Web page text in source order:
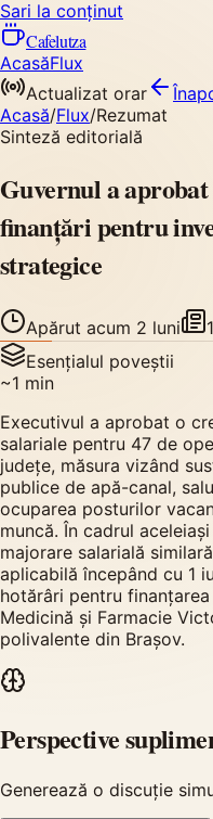
Sari la conținut
Cafelutza
AcasăFlux
Actualizat orar
Acasă/Flux/Rezumat
Sinteză editorială
Guvernul a
finanțări pentru
strategice
Apărut acum 2 luni
Esențialul poveștii
~1 min
Executivul a aprobat o
salariale pentru 47 de
județe, măsura vizând
publice de apă-canal,
ocuparea posturilor
muncă. În cadrul
majorare salarială
aplicabilă începând cu 1
hotărâri pentru
Medicină și Farmacie
polivalente din Brașov.
Perspective
Generează o discuție